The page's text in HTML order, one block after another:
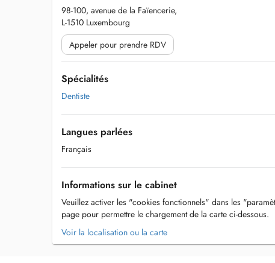
98-100, avenue de la Faïencerie,
L-1510 Luxembourg
Appeler pour prendre RDV
Spécialités
Dentiste
Langues parlées
Français
Informations sur le cabinet
Veuillez activer les "cookies fonctionnels" dans les
page pour permettre le chargement de la carte ci-dessous.
Voir la localisation ou la carte